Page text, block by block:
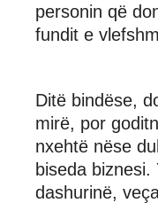
personin që
fundit e
Ditë bindëse,
mirë, por
nxehtë nëse
biseda
dashurinë,